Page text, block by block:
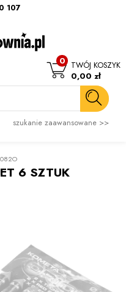
107
szukanie zaawansowane >>
TWÓJ KOSZYK
0
0,00 zł
6 SZTUK